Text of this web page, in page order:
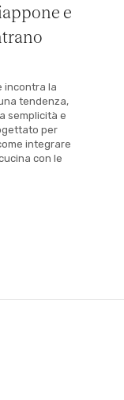
e
incontra la
tendenza,
semplicità e
per
integrare
con le